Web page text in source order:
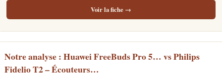
Voir la fiche →
Notre analyse : Huawei FreeBuds Pro 5… vs Philips
Fidelio T2 – Écouteurs…